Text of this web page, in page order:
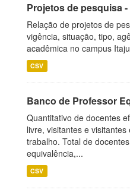
Projetos de pesquisa
Relação de projetos de
vigência, situação, tipo,
acadêmica no campus
CSV
Banco de Professor
Quantitativo de docentes
livre, visitantes e
trabalho. Total de
equivalência,...
CSV